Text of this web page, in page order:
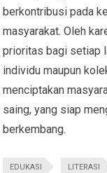
berkontribusi pada
masyarakat. Oleh
prioritas bagi setiap
individu maupun
menciptakan
saing, yang siap
berkembang.
EDUKASI LITERASI